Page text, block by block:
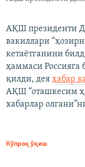
АҚШ президенти
вакиллари
кетаётганини
ҳаммаси Россияга
қилди, дея хабар
АҚШ “оташкесим
хабарлар
Кўпроқ ўқиш